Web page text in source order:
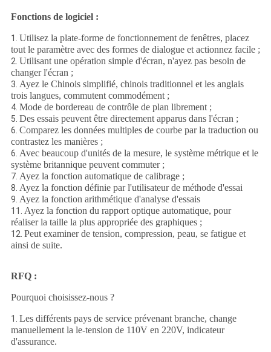
Fonctions de logiciel :
1. Utilisez la plate-forme de fonctionnement de fenêtres, placez
tout le paramètre avec des formes de dialogue et actionnez facile ;
2. Utilisant une opération simple d'écran, n'ayez pas besoin de
changer l'écran ;
3. Ayez le Chinois simplifié, chinois traditionnel et les anglais
trois langues, commutent commodément ;
4. Mode de bordereau de contrôle de plan librement ;
5. Des essais peuvent être directement apparus dans l'écran ;
6. Comparez les données multiples de courbe par la traduction ou
contrastez les manières ;
6. Avec beaucoup d'unités de la mesure, le système métrique et le
système britannique peuvent commuter ;
7. Ayez la fonction automatique de calibrage ;
8. Ayez la fonction définie par l'utilisateur de méthode d'essai
9. Ayez la fonction arithmétique d'analyse d'essais
11. Ayez la fonction du rapport optique automatique, pour
réaliser la taille la plus appropriée des graphiques ;
12. Peut examiner de tension, compression, peau, se fatigue et
ainsi de suite.
RFQ :
Pourquoi choisissez-nous ?
1. Les différents pays de service prévenant branche, change
manuellement la le-tension de 110V en 220V, indicateur
d'assurance.